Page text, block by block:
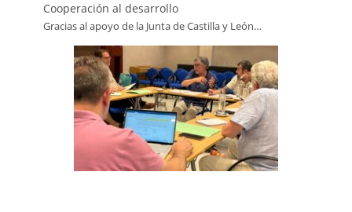
Cooperación al desarrollo
Gracias al apoyo de la Junta de Castilla y León…